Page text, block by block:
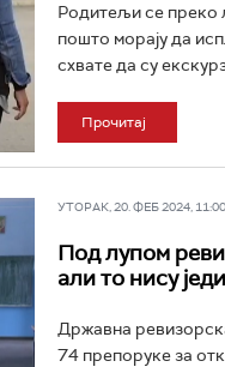
Родитељи се преко
пошто морају да
схвате да су
Прочитај
УТОРАК, 20. ФЕБ 2024,
Под лупом
али то нису
Државна
74 препоруке за